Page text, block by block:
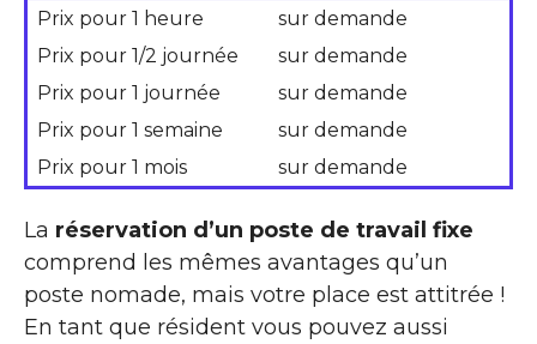
Prix pour 1 heure
sur demande
Prix pour 1/2 journée
sur demande
Prix pour 1 journée
sur demande
Prix pour 1 semaine
sur demande
Prix pour 1 mois
sur demande
La réservation d’un poste de travail fixe
comprend les mêmes avantages qu’un
poste nomade, mais votre place est attitrée !
En tant que résident vous pouvez aussi